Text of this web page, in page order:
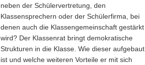
neben der Schülervertretung, den
Klassensprechern oder der Schülerfirma, bei
denen auch die Klassengemeinschaft gestärkt
wird? Der Klassenrat bringt demokratische
Strukturen in die Klasse. Wie dieser aufgebaut
ist und welche weiteren Vorteile er mit sich